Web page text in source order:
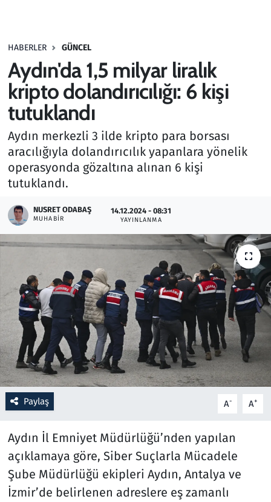
HABERLER GÜNCEL
Aydın'da 1,5 milyar liralık
kripto dolandırıcılığı: 6 kişi
tutuklandı
Aydın merkezli 3 ilde kripto para borsası
aracılığıyla dolandırıcılık yapanlara yönelik
operasyonda gözaltına alınan 6 kişi
tutuklandı.
NUSRET ODABAŞ
MUHABIR
14.12.2024 - 08:31
YAYINLANMA
Paylaş A- A+
Aydın İl Emniyet Müdürlüğü’nden yapılan
açıklamaya göre, Siber Suçlarla Mücadele
Şube Müdürlüğü ekipleri Aydın, Antalya ve
İzmir’de belirlenen adreslere eş zamanlı
Haber
Kültür Sanat
Kurumsal Haberler
Lezzet Durağı
Memur ve Kamu
Otomobil
Oyun
Ramazan
Resmi İlanlar
Rüya Tabirleri
Sağlık
Savunma Sanayi
Spor
Teknoloji ve Bilim